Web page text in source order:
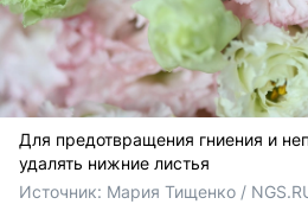
Для предотвращения гниения и
удалять нижние листья
Источник: Мария Тищенко /